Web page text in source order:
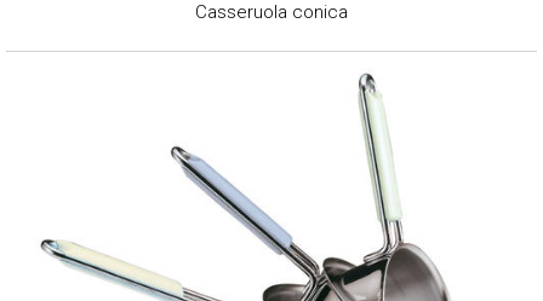
Casseruola conica